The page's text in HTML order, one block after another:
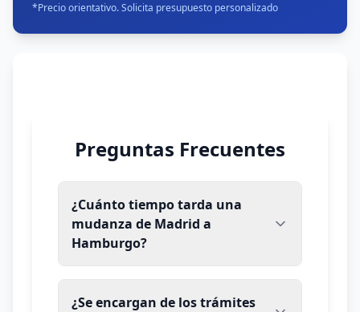
*Precio orientativo. Solicita presupuesto personalizado
Preguntas Frecuentes
¿Cuánto tiempo tarda una
mudanza de Madrid a
Hamburgo?
¿Se encargan de los trámites